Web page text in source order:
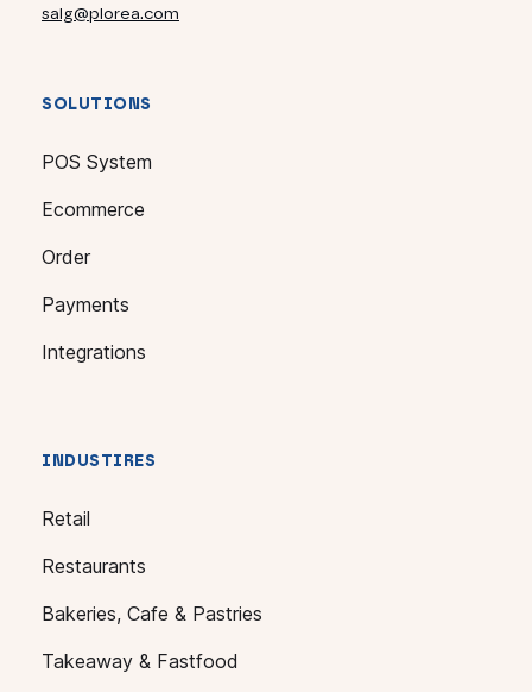
salg@plorea.com
SOLUTIONS
POS System
Ecommerce
Order
Payments
Integrations
INDUSTIRES
Retail
Restaurants
Bakeries, Cafe & Pastries
Takeaway & Fastfood